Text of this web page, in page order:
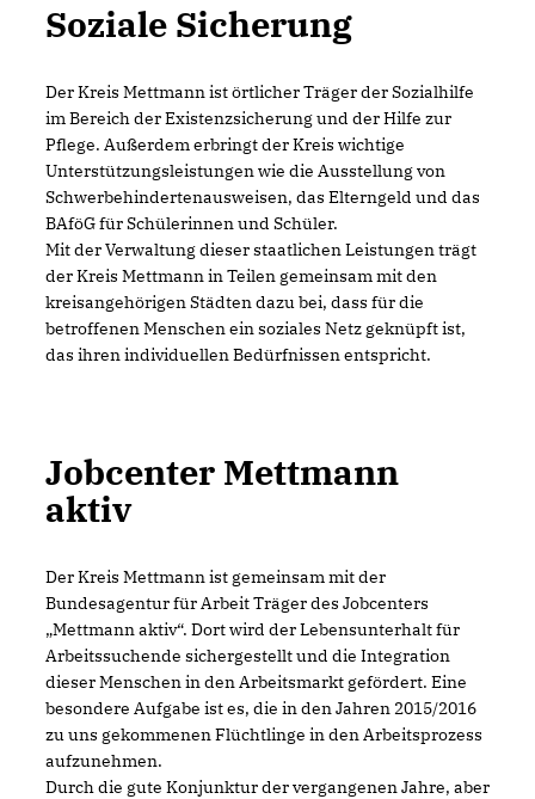
Soziale Sicherung
Der Kreis Mettmann ist örtlicher Träger der Sozialhilfe
im Bereich der Existenzsicherung und der Hilfe zur
Pflege. Außerdem erbringt der Kreis wichtige
Unterstützungsleistungen wie die Ausstellung von
Schwerbehindertenausweisen, das Elterngeld und das
BAföG für Schülerinnen und Schüler.
Mit der Verwaltung dieser staatlichen Leistungen trägt
der Kreis Mettmann in Teilen gemeinsam mit den
kreisangehörigen Städten dazu bei, dass für die
betroffenen Menschen ein soziales Netz geknüpft ist,
das ihren individuellen Bedürfnissen entspricht.
Jobcenter Mettmann
aktiv
Der Kreis Mettmann ist gemeinsam mit der
Bundesagentur für Arbeit Träger des Jobcenters
Mettmann aktiv“. Dort wird der Lebensunterhalt für
Arbeitssuchende sichergestellt und die Integration
dieser Menschen in den Arbeitsmarkt gefördert. Eine
besondere Aufgabe ist es, die in den Jahren 2015/2016
zu uns gekommenen Flüchtlinge in den Arbeitsprozess
aufzunehmen.
Durch die gute Konjunktur der vergangenen Jahre, aber